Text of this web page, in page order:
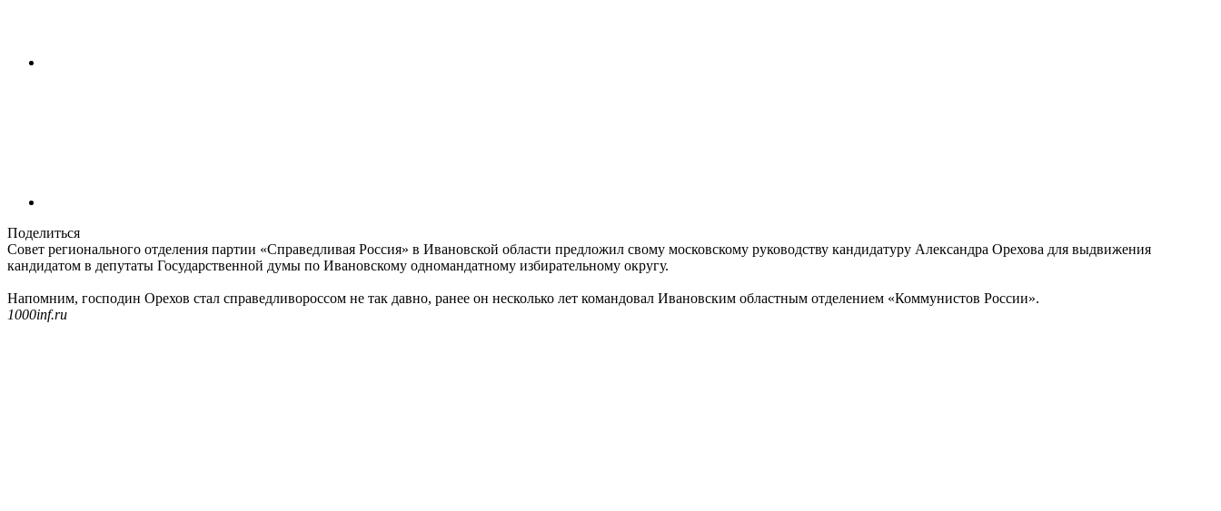
Поделиться
Совет регионального отделения партии «Справедливая Россия» в Ивановской области предложил свому московскому руководству кандидатуру Александра Орехова для выдвижения
кандидатом в депутаты Государственной думы по Ивановскому одномандатному избирательному округу.
Напомним, господин Орехов стал справедливороссом не так давно, ранее он несколько лет командовал Ивановским областным отделением «Коммунистов России».
1000inf.ru